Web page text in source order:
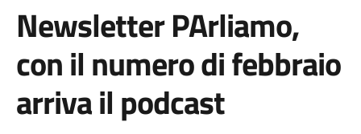
Newsletter PArliamo,
con il numero di febbraio
arriva il podcast